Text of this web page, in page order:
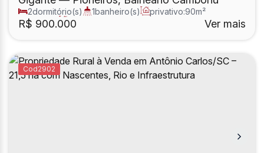
R$ 900.000
2dormitório(s) 1banheiro(s) privativo:90m²
1sala(s) total: Ver mais
2902